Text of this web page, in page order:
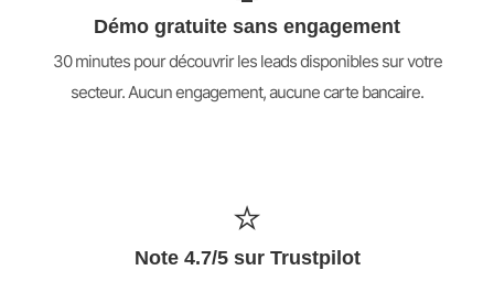
Démo gratuite sans engagement
30 minutes pour découvrir les leads disponibles sur votre
secteur. Aucun engagement, aucune carte bancaire.
⭐
Note 4.7/5 sur Trustpilot